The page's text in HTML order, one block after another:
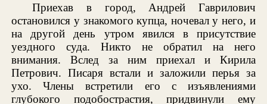
Приехав в город, Андрей Гаврилович
остановился у знакомого купца, ночевал у него, и
на другой день утром явился в присутствие
уездного суда. Никто не обратил на него
внимания. Вслед за ним приехал и Кирила
Петрович. Писаря встали и заложили перья за
ухо. Члены встретили его с изъявлениями
глубокого подобострастия, придвинули ему